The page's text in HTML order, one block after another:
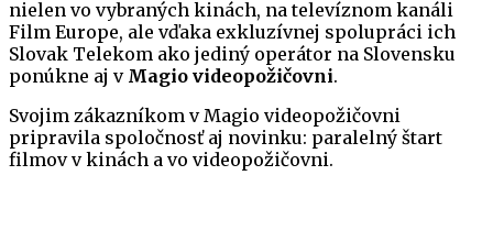
nielen vo vybraných kinách, na televíznom kanáli
Film Europe, ale vďaka exkluzívnej spolupráci ich
Slovak Telekom ako jediný operátor na Slovensku
ponúkne aj v Magio videopožičovni.
Svojim zákazníkom v Magio videopožičovni
pripravila spoločnosť aj novinku: paralelný štart
filmov v kinách a vo videopožičovni.